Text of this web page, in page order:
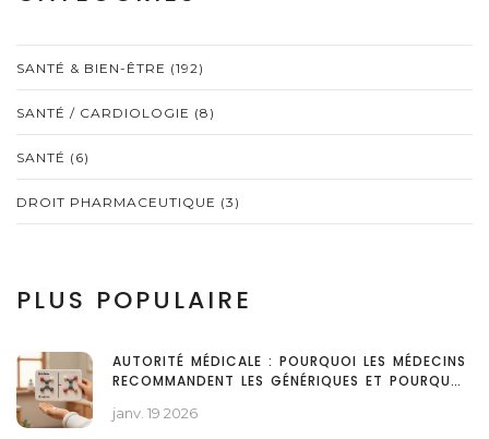
SANTÉ & BIEN-ÊTRE (192)
SANTÉ / CARDIOLOGIE (8)
SANTÉ (6)
DROIT PHARMACEUTIQUE (3)
PLUS POPULAIRE
AUTORITÉ MÉDICALE : POURQUOI LES MÉDECINS
RECOMMANDENT LES GÉNÉRIQUES ET POURQUOI
janv. 19 2026